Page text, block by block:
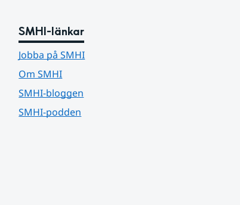
SMHI-länkar
Jobba på SMHI
Om SMHI
SMHI-bloggen
SMHI-podden